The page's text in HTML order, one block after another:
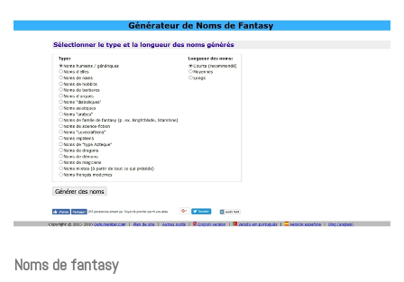
Noms de fantasy